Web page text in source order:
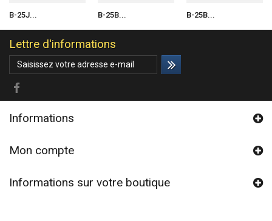
B-25J... B-25B... B-25B...
Lettre d'informations
Informations
Mon compte
Informations sur votre boutique